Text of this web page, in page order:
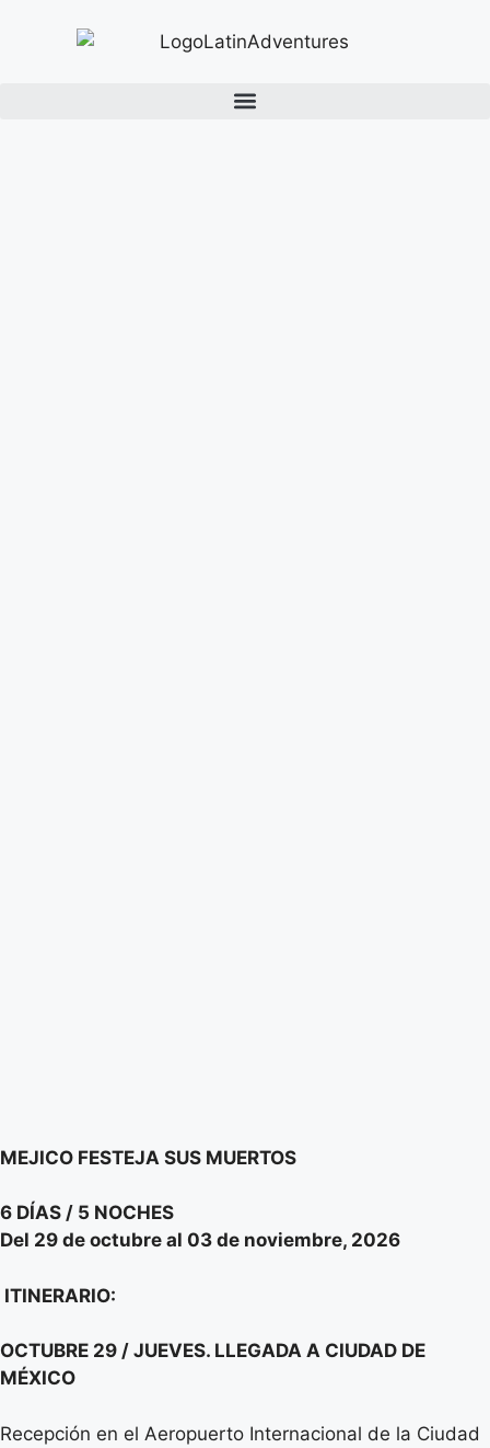
MEJICO FESTEJA SUS MUERTOS
6 DÍAS / 5 NOCHES
Del 29 de octubre al 03 de noviembre, 2026
ITINERARIO:
OCTUBRE 29 / JUEVES. LLEGADA A CIUDAD DE
MÉXICO
Recepción en el Aeropuerto Internacional de la Ciudad